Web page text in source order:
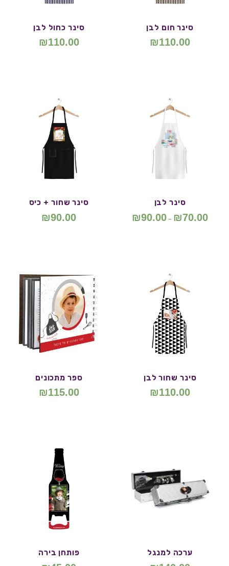
סינר חום לבן
₪110.00
סינר כחול לבן
₪110.00
סינר לבן
₪70.00
–
₪90.00
סינר שחור + כיס
₪90.00
סינר שחור לבן
₪110.00
ספר מתכונים
₪115.00
ערכה למנגל פותחן בירה